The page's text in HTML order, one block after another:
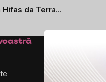
Hifas da Terra...